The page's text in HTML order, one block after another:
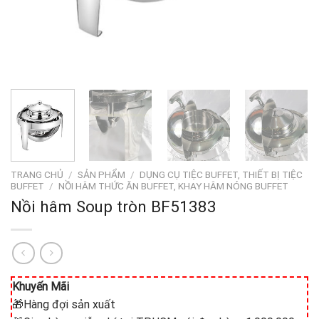
TRANG CHỦ / SẢN PHẨM / DỤNG CỤ TIỆC BUFFET, THIẾT BỊ TIỆC
BUFFET / NỒI HÂM THỨC ĂN BUFFET, KHAY HÂM NÓNG BUFFET
Nồi hâm Soup tròn BF51383
Khuyến Mãi
🎁Hàng đợi sản xuất